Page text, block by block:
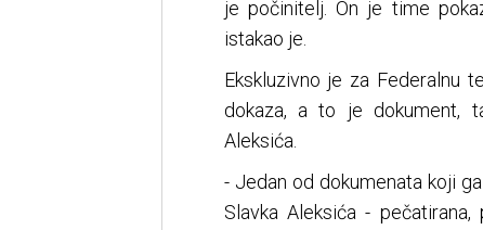
je počinitelj. On je time
istakao je.
Ekskluzivno je za Federalnu
dokaza, a to je dokument,
Aleksića.
- Jedan od dokumenata koji
Slavka Aleksića -